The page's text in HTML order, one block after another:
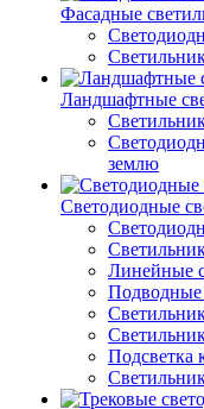
Фасадные
Ландшафтные
землю
Светодиодные
Линейные
Подводные
Подсветка